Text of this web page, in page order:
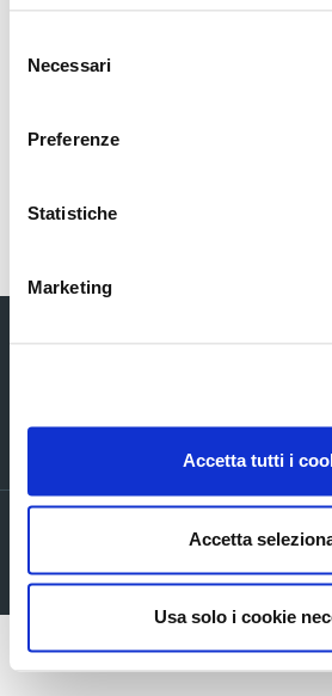
delNecessari
Preferenze
Statistiche
Marketing
Accetta tutti i
Accetta
Usa solo i cookie
Sezione download
Via Verizzo, 1030 - 31053 Pieve di Soligo (TV)
0438 82096 C.F. - P.I. - R.I. 03916270261
Company info